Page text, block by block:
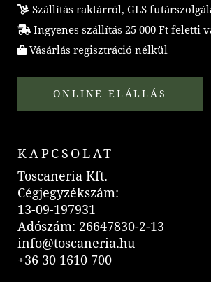
Szállítás raktárról, GLS
Ingyenes szállítás 25 000 Ft feletti
Vásárlás regisztráció nélkül
ONLINE ELÁLLÁS
KAPCSOLAT
Toscaneria Kft.
Cégjegyzékszám:
13-09-197931
Adószám: 26647830-2-13
info@toscaneria.hu
+36 30 1610 700